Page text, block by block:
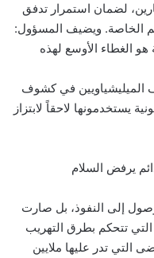
لضمان استمرار تدفق
الخاصة. ويضيف المسؤول:
هو الغطاء الأوسع لهذه
الميليشياويين في كشوف
يستخدمونها لاحقاً لابتزاز
يرفض السلام
إلى النفوذ، بل صارت
تتحكم بطرق التهريب
التي تدر عليها ملايين